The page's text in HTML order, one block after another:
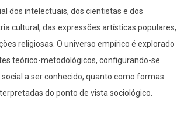
dos intelectuais, dos cientistas e dos
cultural, das expressões artísticas populares,
religiosas. O universo empírico é explorado
teórico-metodológicos, configurando-se
a ser conhecido, quanto como formas
do ponto de vista sociológico.